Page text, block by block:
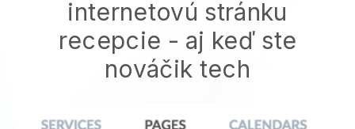
internetovú stránku
recepcie - aj keď ste
nováčik tech